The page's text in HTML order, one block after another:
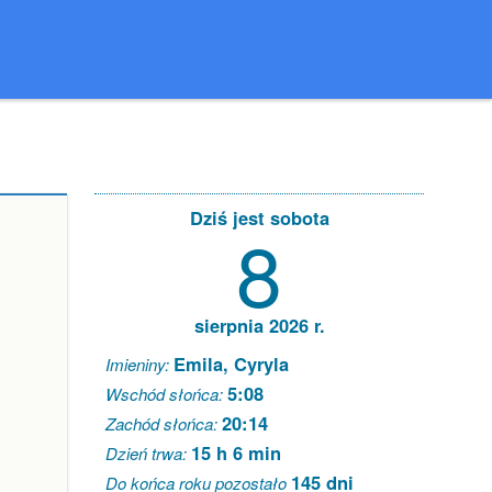
Dziś jest sobota
8
sierpnia 2026 r.
Imieniny: Emila, Cyryla
Wschód słońca:5:08
Zachód słońca:20:14
Dzień trwa: 15 h 6 min
Do końca roku pozostało 145 dni